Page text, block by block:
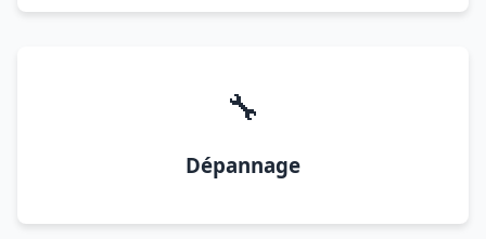
🔧
Dépannage